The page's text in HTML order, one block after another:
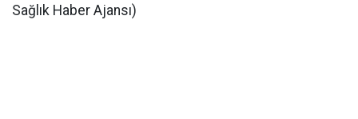
Sağlık Haber Ajansı)